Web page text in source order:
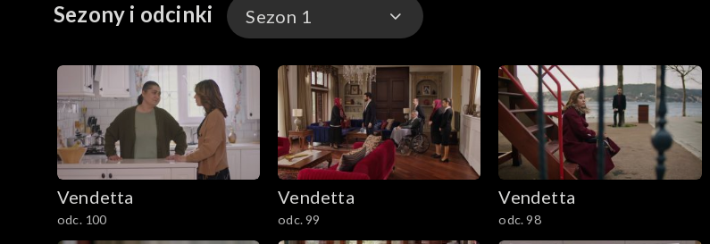
Sezony i odcinki Sezon 1
Sezon 3
Sezon 2
Sezon 1
Vendetta
odc. 100
Vendetta
odc. 99
Vendetta
odc. 98